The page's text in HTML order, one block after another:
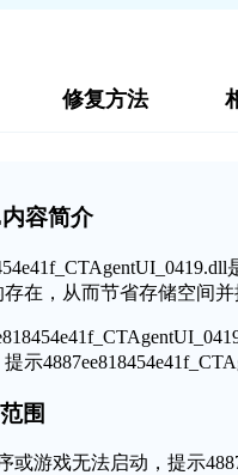
修复方法
容简介
在，从而节省存储空间并
示
围
或游戏无法启动，提示